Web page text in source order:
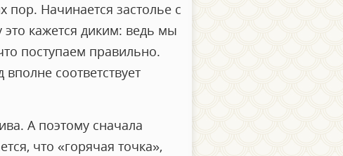
пор. Начинается застолье с
кажется диким: ведь мы
поступаем правильно.
соответствует
А поэтому сначала
что «горячая точка»,